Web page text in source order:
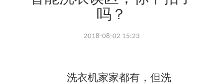
吗？
2018-08-02 15:23
洗衣机家家都有，但洗